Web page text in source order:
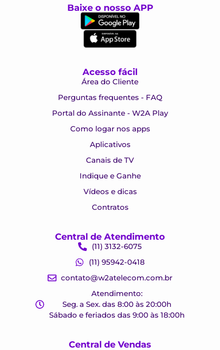
Baixe o nosso APP
Acesso fácil
Área do Cliente
Perguntas frequentes - FAQ
Portal do Assinante - W2A Play
Como logar nos apps
Aplicativos
Canais de TV
Indique e Ganhe
Vídeos e dicas
Contratos
Central de Atendimento
(11) 3132-6075
(11) 95942-0418
contato@w2atelecom.com.br
Atendimento:
Seg. a Sex. das 8:00 às 20:00h
Sábado e feriados das 9:00 às 18:00h
Central de Vendas